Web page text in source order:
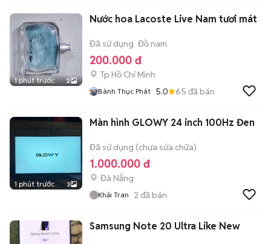
1 phút trước 2
Nước hoa Lacoste Live Nam tươi mát
Đã sử dụng Đồ nam
200.000 đ
Tp Hồ Chí Minh
Bành Thục Phát 5.0 65 đã bán
1 phút trước 3
Màn hình GLOWY 24 inch 100Hz Đen
Đã sử dụng (chưa sửa chữa)
1.000.000 đ
Đà Nẵng
Khải Tran 2 đã bán
Samsung Note 20 Ultra Like New